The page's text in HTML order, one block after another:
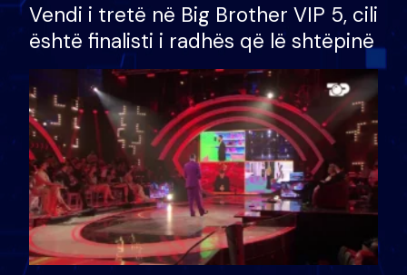
Vendi i tretë në Big Brother VIP 5, cili
është finalisti i radhës që lë shtëpinë